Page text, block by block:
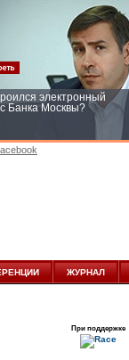
электронный
Банка Москвы?
ЖУРНАЛ
При поддержке